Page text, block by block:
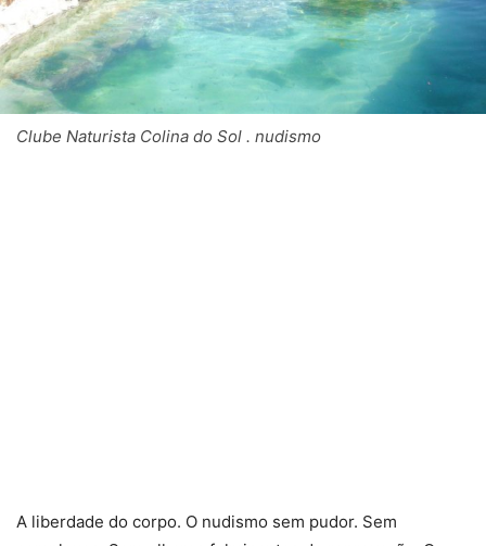
Clube Naturista Colina do Sol . nudismo
A liberdade do corpo. O nudismo sem pudor. Sem